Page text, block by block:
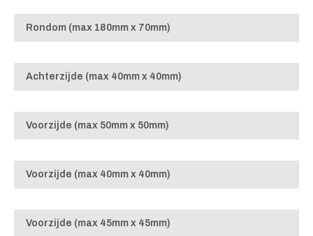
Rondom (max 180mm x 70mm)
Achterzijde (max 40mm x 40mm)
Voorzijde (max 50mm x 50mm)
Voorzijde (max 40mm x 40mm)
Voorzijde (max 45mm x 45mm)